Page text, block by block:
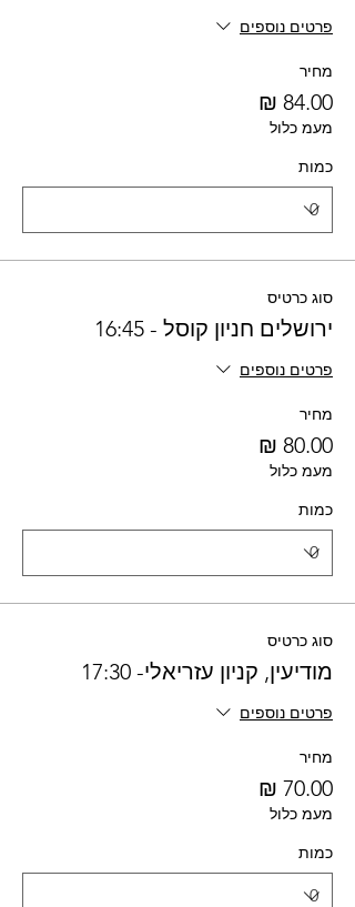
פרטים נוספים
מחיר
מעמ כלול
כמות
סוג כרטיס
ירושלים חניון קוסל - 16:45
פרטים נוספים
מחיר
מעמ כלול
כמות
סוג כרטיס
מודיעין, קניון עזריאלי- 17:30
פרטים נוספים
מחיר
מעמ כלול
כמות